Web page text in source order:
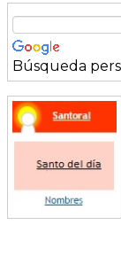
Búsqueda